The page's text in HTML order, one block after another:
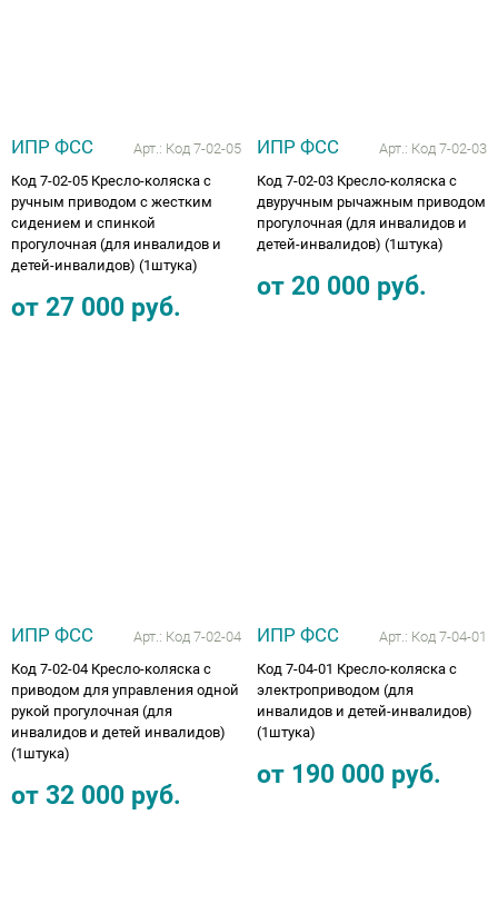
ИПР ФСС Арт.: Код 7-02-05
Код 7-02-05 Кресло-коляска с
ручным приводом с жестким
сидением и спинкой
прогулочная (для инвалидов и
детей-инвалидов) (1штука)
от 27 000 руб.
ИПР ФСС Арт.: Код 7-02-03
Код 7-02-03 Кресло-коляска с
двуручным рычажным приводом
прогулочная (для инвалидов и
детей-инвалидов) (1штука)
от 20 000 руб.
ИПР ФСС Арт.: Код 7-02-04
Код 7-02-04 Кресло-коляска с
приводом для управления одной
рукой прогулочная (для
инвалидов и детей инвалидов)
(1штука)
от 32 000 руб.
ИПР ФСС Арт.: Код 7-04-01
Код 7-04-01 Кресло-коляска с
электроприводом (для
инвалидов и детей-инвалидов)
(1штука)
от 190 000 руб.